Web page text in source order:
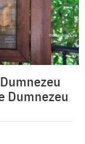
Dumnezeu